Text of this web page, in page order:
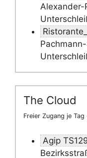
Alexander-
The Cloud
Freier Zugang je Tag
Agip